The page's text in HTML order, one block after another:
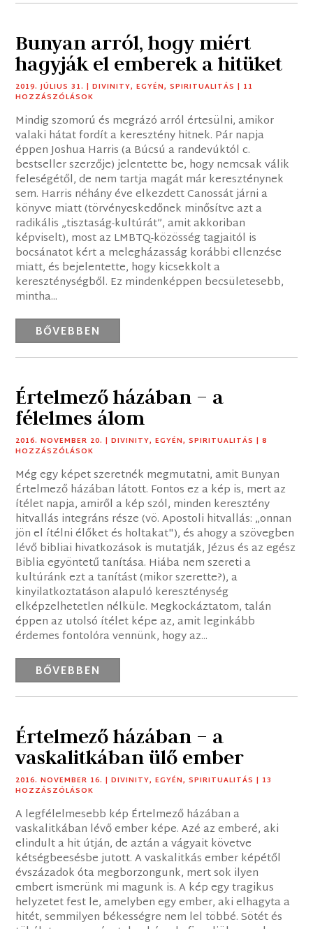
Bunyan arról, hogy miért
hagyják el emberek a hitüket
2019. JÚLIUS 31. |DIVINITY,EGYÉN,SPIRITUALITÁS | 11
HOZZÁSZÓLÁSOK
Mindig szomorú és megrázó arról értesülni, amikor
valaki hátat fordít a keresztény hitnek. Pár napja
éppen Joshua Harris (a Búcsú a randevúktól c.
bestseller szerzője) jelentette be, hogy nemcsak válik
feleségétől, de nem tartja magát már kereszténynek
sem. Harris néhány éve elkezdett Canossát járni a
könyve miatt (törvényeskedőnek minősítve azt a
radikális „tisztaság-kultúrát”, amit akkoriban
képviselt), most az LMBTQ-közösség tagjaitól is
bocsánatot kért a melegházasság korábbi ellenzése
miatt, és bejelentette, hogy kicsekkolt a
kereszténységből. Ez mindenképpen becsületesebb,
mintha...
BŐVEBBEN
Értelmező házában – a
félelmes álom
2016. NOVEMBER 20. |DIVINITY,EGYÉN,SPIRITUALITÁS | 8
HOZZÁSZÓLÁSOK
Még egy képet szeretnék megmutatni, amit Bunyan
Értelmező házában látott. Fontos ez a kép is, mert az
ítélet napja, amiről a kép szól, minden keresztény
hitvallás integráns része (vö. Apostoli hitvallás: „onnan
jön el ítélni élőket és holtakat"), és ahogy a szövegben
lévő bibliai hivatkozások is mutatják, Jézus és az egész
Biblia egyöntetű tanítása. Hiába nem szereti a
kultúránk ezt a tanítást (mikor szerette?), a
kinyilatkoztatáson alapuló kereszténység
elképzelhetetlen nélküle. Megkockáztatom, talán
éppen az utolsó ítélet képe az, amit leginkább
érdemes fontolóra vennünk, hogy az...
BŐVEBBEN
Értelmező házában – a
vaskalitkában ülő ember
2016. NOVEMBER 16. |DIVINITY,EGYÉN,SPIRITUALITÁS | 13
HOZZÁSZÓLÁSOK
A legfélelmesebb kép Értelmező házában a
vaskalitkában lévő ember képe. Azé az emberé, aki
elindult a hit útján, de aztán a vágyait követve
kétségbeesésbe jutott. A vaskalitkás ember képétől
évszázadok óta megborzongunk, mert sok ilyen
embert ismerünk mi magunk is. A kép egy tragikus
helyzetet fest le, amelyben egy ember, aki elhagyta a
hitét, semmilyen békességre nem lel többé. Sötét és